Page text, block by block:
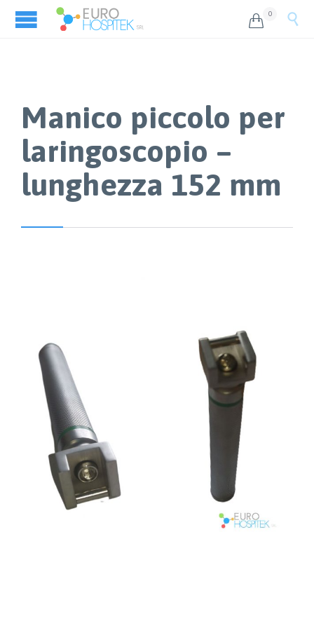
 0 
Manico piccolo per
laringoscopio –
lunghezza 152 mm